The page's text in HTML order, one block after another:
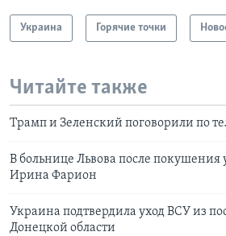
Украина Горячие точки
Читайте также
Трамп и Зеленский поговорили по
В больнице Львова после покушения
Ирина Фарион
Украина подтвердила уход ВСУ из
Донецкой области